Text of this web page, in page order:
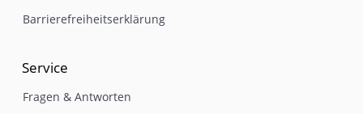
Barrierefreiheitserklärung
Service
Fragen & Antworten